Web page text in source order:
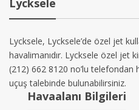
Lycksele
Lycksele, Lycksele’de özel jet
havalimanıdır. Lycksele özel jet
(212) 662 8120 no’lu
uçuş talebinde bulunabilirsiniz.
Havaalanı Bilgileri